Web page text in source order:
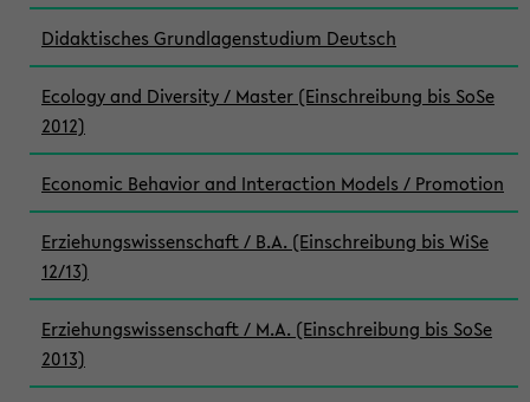
Didaktisches Grundlagenstudium Deutsch
Ecology and Diversity / Master (Einschreibung bis SoSe
2012)
Economic Behavior and Interaction Models / Promotion
Erziehungswissenschaft / B.A. (Einschreibung bis WiSe
12/13)
Erziehungswissenschaft / M.A. (Einschreibung bis SoSe
2013)